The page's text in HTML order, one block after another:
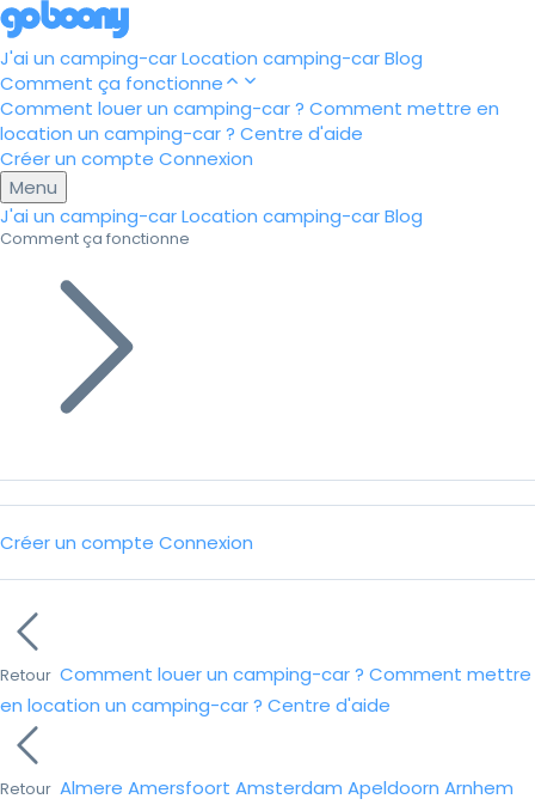
J'ai un camping-carLocation camping-carBlog
Comment ça fonctionne
Comment louer un camping-car ? Comment mettre en
location un camping-car ? Centre d'aide
Créer un compte Connexion
Menu
J'ai un camping-carLocation camping-carBlog
Comment ça fonctionne
Créer un compte Connexion
Retour Comment louer un camping-car ? Comment mettre
en location un camping-car ? Centre d'aide
Retour Almere Amersfoort Amsterdam Apeldoorn Arnhem